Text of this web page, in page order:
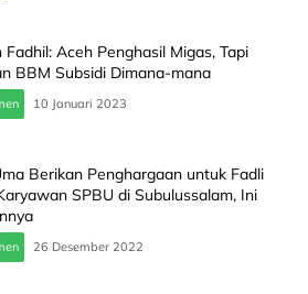
Fadhil: Aceh Penghasil Migas, Tapi
BBM Subsidi Dimana-mana
10 Januari 2023
Berikan Penghargaan untuk Fadli
SPBU di Subulussalam, Ini
26 Desember 2022